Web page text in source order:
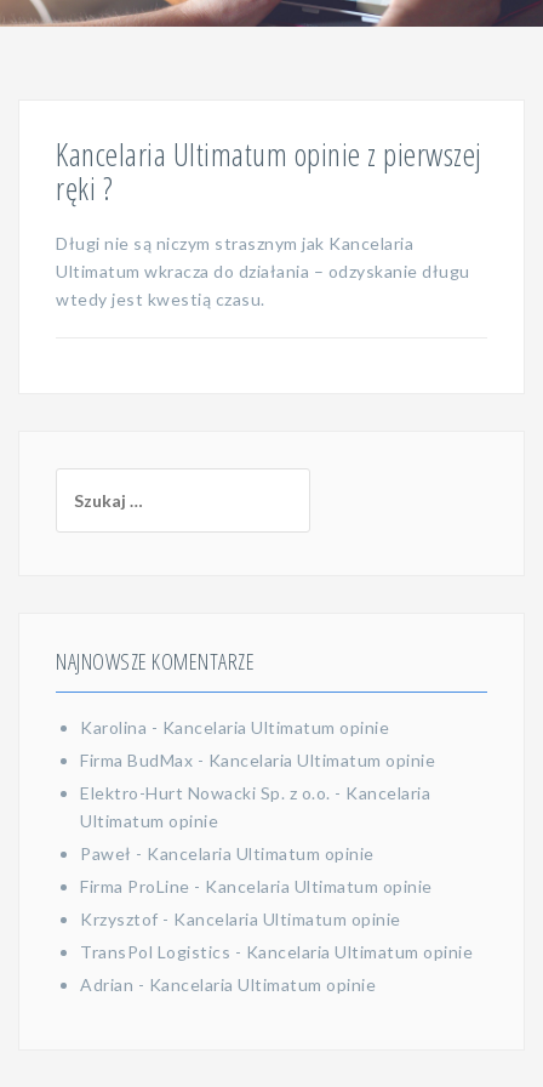
Kancelaria Ultimatum opinie z pierwszej
ręki ?
Długi nie są niczym strasznym jak Kancelaria
Ultimatum wkracza do działania – odzyskanie długu
wtedy jest kwestią czasu.
NAJNOWSZE KOMENTARZE
Karolina - Kancelaria Ultimatum opinie
Firma BudMax - Kancelaria Ultimatum opinie
Elektro-Hurt Nowacki Sp. z o.o. - Kancelaria
Ultimatum opinie
Paweł - Kancelaria Ultimatum opinie
Firma ProLine - Kancelaria Ultimatum opinie
Krzysztof - Kancelaria Ultimatum opinie
TransPol Logistics - Kancelaria Ultimatum opinie
Adrian - Kancelaria Ultimatum opinie